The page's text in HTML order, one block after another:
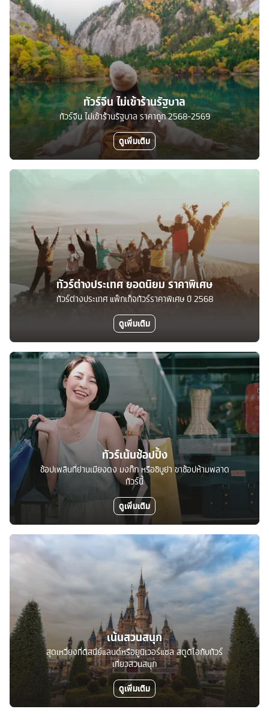
ทัวร์จีน ไม่เข้าร้านรัฐบาล
ทัวร์จีน ไม่เข้าร้านรัฐบาล ราคาถูก 2568-2569
ดูเพิ่มเติม
ทัวร์ต่างประเทศ ยอดนิยม ราคาพิเศษ
ทัวร์ต่างประเทศ แพ็กเก็จทัวร์ราคาพิเศษ ปี 2568
ดูเพิ่มเติม
ทัวร์เน้นช้อปปิ้ง
ช้อปเพลินที่ย่านเมียงดง มงก๊ก หรือชิบูย่า ขาช้อปห้ามพลาด
ทัวร์นี้
ดูเพิ่มเติม
เน้นสวนสนุก
สุดเหวี่ยงที่ดิสนีย์แลนด์หรือยูนิเวอร์แซล สตูดิโอกับทัวร์
เที่ยวสวนสนุก
ดูเพิ่มเติม